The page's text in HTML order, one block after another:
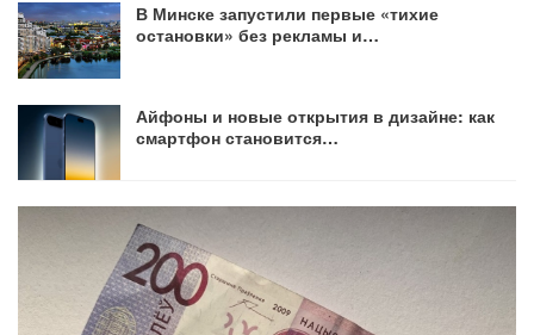
В Минске запустили первые «тихие
остановки» без рекламы и…
Айфоны и новые открытия в дизайне: как
смартфон становится…